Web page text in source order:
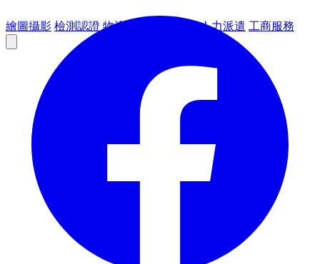
繪圖攝影 檢測認證 物流倉儲 人力派遣 工商服務